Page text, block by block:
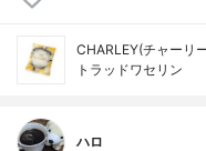
CHARLEY(チャーリ
トラッドワセリン
ハロ